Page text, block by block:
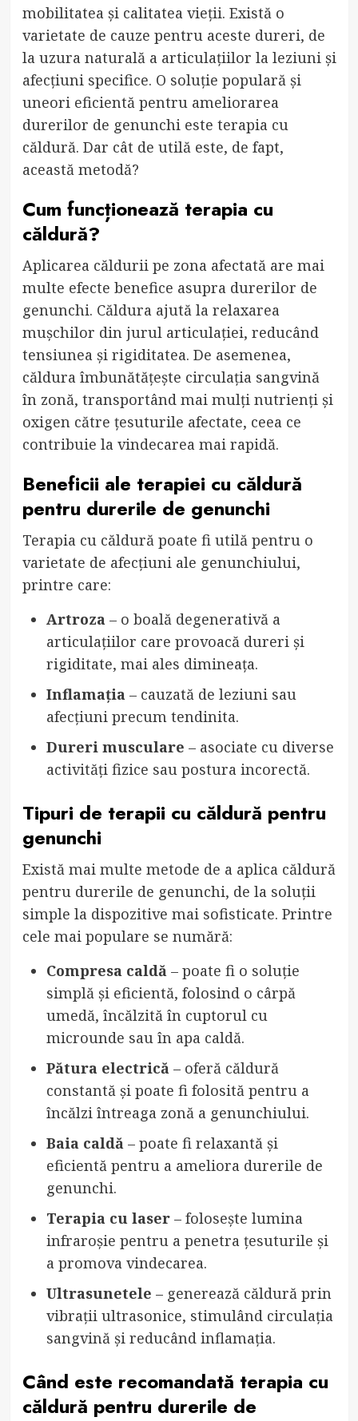
mobilitatea și calitatea vieții. Există o
varietate de cauze pentru aceste dureri, de
la uzura naturală a articulațiilor la leziuni și
afecțiuni specifice. O soluție populară și
uneori eficientă pentru ameliorarea
durerilor de genunchi este terapia cu
căldură. Dar cât de utilă este, de fapt,
această metodă?
Cum funcționează terapia cu
căldură?
Aplicarea căldurii pe zona afectată are mai
multe efecte benefice asupra durerilor de
genunchi. Căldura ajută la relaxarea
mușchilor din jurul articulației, reducând
tensiunea și rigiditatea. De asemenea,
căldura îmbunătățește circulația sangvină
în zonă, transportând mai mulți nutrienți și
oxigen către țesuturile afectate, ceea ce
contribuie la vindecarea mai rapidă.
Beneficii ale terapiei cu căldură
pentru durerile de genunchi
Terapia cu căldură poate fi utilă pentru o
varietate de afecțiuni ale genunchiului,
printre care:
Artroza– o boală degenerativă a
articulațiilor care provoacă dureri și
rigiditate, mai ales dimineața.
Inflamația– cauzată de leziuni sau
afecțiuni precum tendinita.
Dureri musculare – asociate cu diverse
activități fizice sau postura incorectă.
Tipuri de terapii cu căldură pentru
genunchi
Există mai multe metode de a aplica căldură
pentru durerile de genunchi, de la soluții
simple la dispozitive mai sofisticate. Printre
cele mai populare se numără:
Compresa caldă– poate fi o soluție
simplă și eficientă, folosind o cârpă
umedă, încălzită în cuptorul cu
microunde sau în apa caldă.
Pătura electrică– oferă căldură
constantă și poate fi folosită pentru a
încălzi întreaga zonă a genunchiului.
Baia caldă– poate fi relaxantă și
eficientă pentru a ameliora durerile de
genunchi.
Terapia cu laser– folosește lumina
infraroșie pentru a penetra țesuturile și
a promova vindecarea.
Ultrasunetele – generează căldură prin
vibrații ultrasonice, stimulând circulația
sangvină și reducând inflamația.
Când este recomandată terapia cu
căldură pentru durerile de